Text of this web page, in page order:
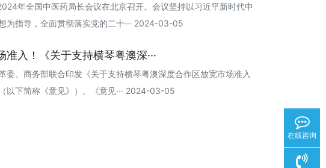
年全国中医药局长会议在北京召开。会议坚持以习近平新时代中
为指导，全面贯彻落实党的二十··· 2024-03-05
准入！《关于支持横琴粤澳深···
委、商务部联合印发《关于支持横琴粤澳深度合作区放宽市场准入
以下简称《意见》）。《意见··· 2024-03-05
在线咨询